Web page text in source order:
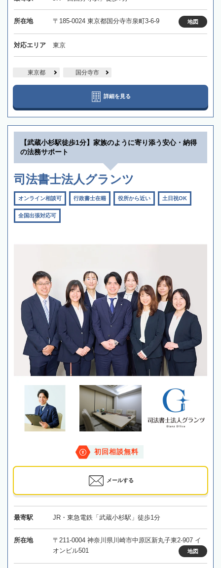
所在地 〒185-0024 東京都国分寺市泉町3-6-9 地図
対応エリア 東京
東京都 国分寺市
詳細を見る
【武蔵小杉駅徒歩1分】家族のように寄り添う安心・納得
の法務サポート
司法書士法人グランツ
オンライン相談可 行政書士在籍 役所から近い 土日祝OK
全国出張対応可
初回相談無料
メールする
最寄駅 JR・東急電鉄「武蔵小杉駅」徒歩1分
所在地
〒211-0004 神奈川県川崎市中原区新丸子東2-907 イ
オンビル501
地図